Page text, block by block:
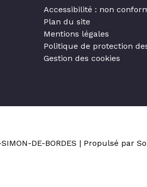
Accessibilité : non
Plan du site
Mentions légales
Politique de protection
Gestion des cookies
DE-BORDES | Propulsé par